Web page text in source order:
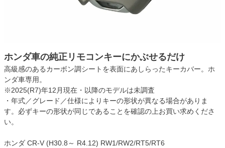
ホンダ車の純正リモコンキーにかぶせるだけ
高級感のあるカーボン調シートを表面にあしらったキーカバー。ホ
ンダ車専用。
※2025(R7)年12月現在・以降のモデルは未調査
・年式／グレード／仕様によりキーの形状が異なる場合がありま
す。必ずキーの形状が同じであることを確認の上お買い求めくださ
い。
ホンダ CR-V (H30.8～ R4.12) RW1/RW2/RT5/RT6